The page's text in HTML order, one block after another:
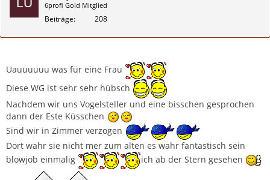
6profi Gold Mitglied
Beiträge 208
Uauuuuuu was für eine Frau
Diese WG ist sehr sehr hübsch
Nachdem wir uns Vogelsteller und eine bisschen gesprochen
dann der Este Küsschen
Sind wir in Zimmer verzogen
Dort wahr sie nicht mer zum alten es wahr fantastisch sein
blowjob einmalig
ich ab der Stern gesehen